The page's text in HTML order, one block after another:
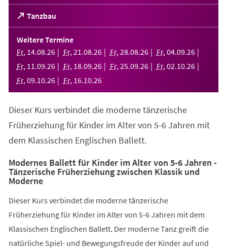
Tanzbau
(Öffnet
in
einem
neuen
Tab)
Weitere Termine
Fr, 14.08.26 Fr, 21 .08.26 Fr, 28.08.26 Fr, 04.09.26
Fr, 11 .09.26 Fr, 18.09.26 Fr, 25.09.26 Fr, 02.10.26
Fr, 09.10.26 Fr, 16.10.26
Dieser Kurs verbindet die moderne tänzerische
Früherziehung für Kinder im Alter von 5-6 Jahren mit
dem Klassischen Englischen Ballett.
Modernes Ballett für Kinder im Alter von 5-6 Jahren -
Tänzerische Früherziehung zwischen Klassik und
Moderne
Dieser Kurs verbindet die moderne tänzerische
Früherziehung für Kinder im Alter von 5-6 Jahren mit dem
Klassischen Englischen Ballett. Der moderne Tanz greift die
natürliche Spiel- und Bewegungsfreude der Kinder auf und